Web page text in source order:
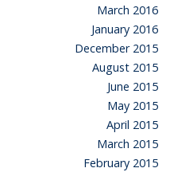
March 2016
January 2016
December 2015
August 2015
June 2015
May 2015
April 2015
March 2015
February 2015